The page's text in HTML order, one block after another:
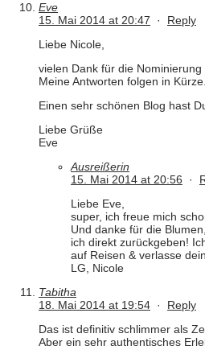
Eve
15. Mai 2014 at 20:47 · Reply
Liebe Nicole,
vielen Dank für die Nominierung
Meine Antworten folgen in Kürze.
Einen sehr schönen Blog hast
Liebe Grüße
Eve
Ausreißerin
15. Mai 2014 at 20:56 ·
Liebe Eve,
super, ich freue mich
Und danke für die
ich direkt zurückgeben!
auf Reisen & verlasse
LG, Nicole
Tabitha
18. Mai 2014 at 19:54 · Reply
Das ist definitiv schlimmer als
Aber ein sehr authentisches